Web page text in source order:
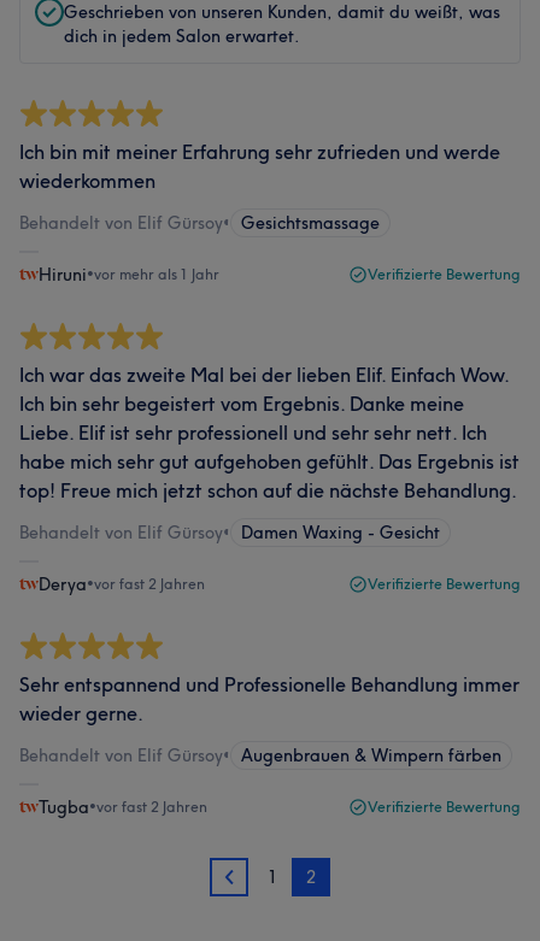
Geschrieben von unseren Kunden, damit du weißt, was
dich in jedem Salon erwartet.
Ich bin mit meiner Erfahrung sehr zufrieden und werde
wiederkommen
Behandelt von Elif Gürsoy• Gesichtsmassage
Hiruni•vor mehr als 1 Jahr Verifizierte Bewertung
Ich war das zweite Mal bei der lieben Elif. Einfach Wow.
Ich bin sehr begeistert vom Ergebnis. Danke meine
Liebe. Elif ist sehr professionell und sehr sehr nett. Ich
habe mich sehr gut aufgehoben gefühlt. Das Ergebnis ist
top! Freue mich jetzt schon auf die nächste Behandlung.
Behandelt von Elif Gürsoy• Damen Waxing - Gesicht
Derya•vor fast 2 Jahren Verifizierte Bewertung
Sehr entspannend und Professionelle Behandlung immer
wieder gerne.
Behandelt von Elif Gürsoy• Augenbrauen & Wimpern färben
Tugba•vor fast 2 Jahren Verifizierte Bewertung
1 1 2